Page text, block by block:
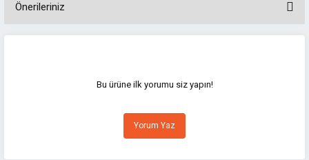
Önerileriniz
Görüş ve önerileriniz için teşekkür ederiz.
Ürün resmi kalitesiz, bozuk veya görüntülenemiyor.
Ürün açıklamasında eksik bilgiler bulunuyor.
Bu ürüne ilk yorumu siz yapın!
Yorum Yaz